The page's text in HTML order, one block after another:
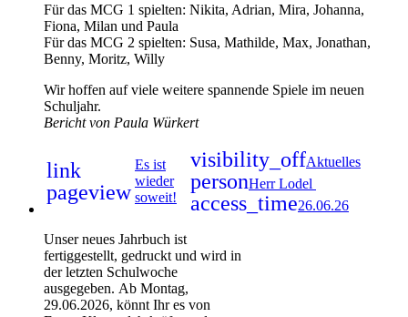
Für das MCG 1 spielten: Nikita, Adrian, Mira, Johanna,
Fiona, Milan und Paula
Für das MCG 2 spielten: Susa, Mathilde, Max, Jonathan,
Benny, Moritz, Willy
Wir hoffen auf viele weitere spannende Spiele im neuen
Schuljahr.
Bericht von Paula Würkert
link
pageview
Es ist
wieder
soweit!
visibility_offAktuelles
personHerr Lodel
access_time26.06.26
Unser neues Jahrbuch ist
fertiggestellt, gedruckt und wird in
der letzten Schulwoche
ausgegeben. Ab Montag,
29.06.2026, könnt Ihr es von